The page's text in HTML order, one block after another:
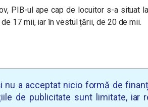
PIB-ul ape cap de locuitor s-a situat
17 mii, iar în vestul țării, de 20 de mii.
nu a acceptat nicio formă de
de publicitate sunt limitate, iar